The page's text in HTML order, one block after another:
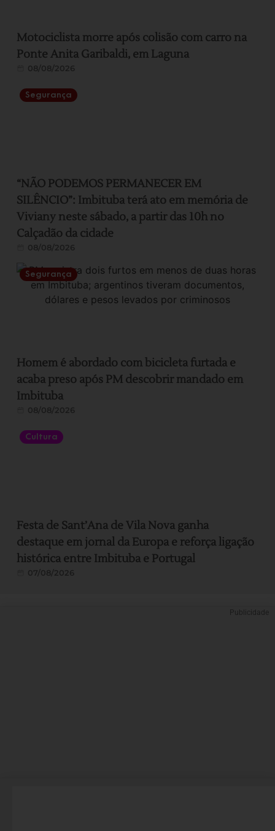
Motociclista morre após colisão com carro na
Ponte Anita Garibaldi, em Laguna
08/08/2026
Segurança
“NÃO PODEMOS PERMANECER EM
SILÊNCIO”: Imbituba terá ato em memória de
Viviany neste sábado, a partir das 10h no
Calçadão da cidade
08/08/2026
Segurança
Homem é abordado com bicicleta furtada e
acaba preso após PM descobrir mandado em
Imbituba
08/08/2026
Cultura
Festa de Sant’Ana de Vila Nova ganha
destaque em jornal da Europa e reforça ligação
histórica entre Imbituba e Portugal
07/08/2026
Publicidade